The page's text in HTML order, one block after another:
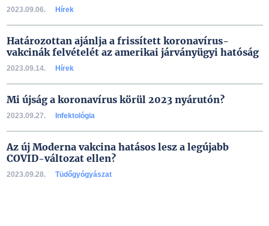
2023.09.06. Hírek
Határozottan ajánlja a frissített koronavírus-
vakcinák felvételét az amerikai járványügyi hatóság
2023.09.14. Hírek
Mi újság a koronavírus körül 2023 nyárutón?
2023.09.27. Infektológia
Az új Moderna vakcina hatásos lesz a legújabb
COVID-változat ellen?
2023.09.28. Tüdőgyógyászat